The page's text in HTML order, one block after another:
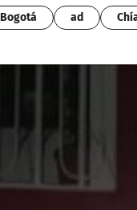
Bogotá ad